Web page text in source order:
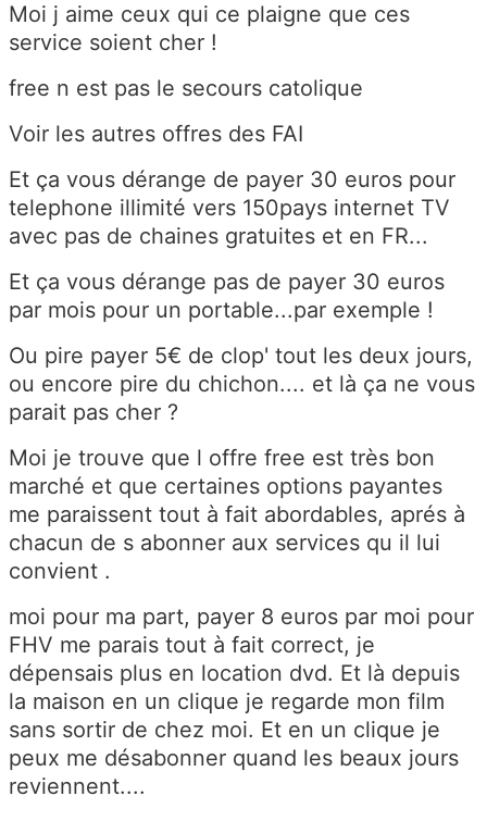
Moi j aime ceux qui ce plaigne que ces
service soient cher !
free n est pas le secours catolique
Voir les autres offres des FAI
Et ça vous dérange de payer 30 euros pour
telephone illimité vers 150pays internet TV
avec pas de chaines gratuites et en FR...
Et ça vous dérange pas de payer 30 euros
par mois pour un portable...par exemple !
Ou pire payer 5€ de clop' tout les deux jours,
ou encore pire du chichon.... et là ça ne vous
parait pas cher ?
Moi je trouve que l offre free est très bon
marché et que certaines options payantes
me paraissent tout à fait abordables, aprés à
chacun de s abonner aux services qu il lui
convient .
moi pour ma part, payer 8 euros par moi pour
FHV me parais tout à fait correct, je
dépensais plus en location dvd. Et là depuis
la maison en un clique je regarde mon film
sans sortir de chez moi. Et en un clique je
peux me désabonner quand les beaux jours
reviennent....